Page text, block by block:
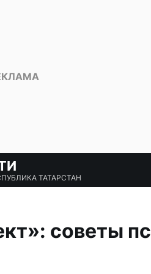
ТАТАРСТАН
советы